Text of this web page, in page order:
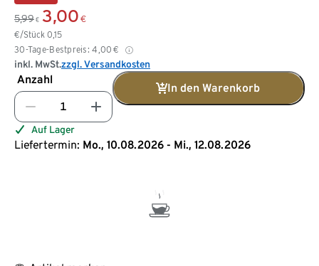
5,99 € 3,00 €
€/Stück 0,15
30-Tage-Bestpreis: 4,00 €
inkl. MwSt.zzgl. Versandkosten
Anzahl
In den Warenkorb
Auf Lager
Liefertermin: Mo., 10.08.2026 - Mi., 12.08.2026